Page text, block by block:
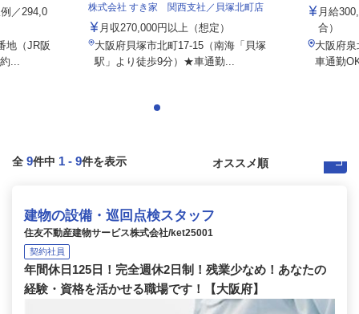
／294,0
地（JR阪
...
株式会社 すき家 関西支社／貝塚北町店
月収270,000円以上（想定）
大阪府貝塚市北町17-15（南海「貝塚
駅」より徒歩9分）★車通勤...
月給
合）
大阪府
車通勤
全 9件中 1 - 9件を表示
建物の設備・巡回点検スタッフ
住友不動産建物サービス株式会社/ket25001
契約社員
年間休日125日！完全週休2日制！残業少なめ！あなたの
経験・資格を活かせる職場です！【大阪府】